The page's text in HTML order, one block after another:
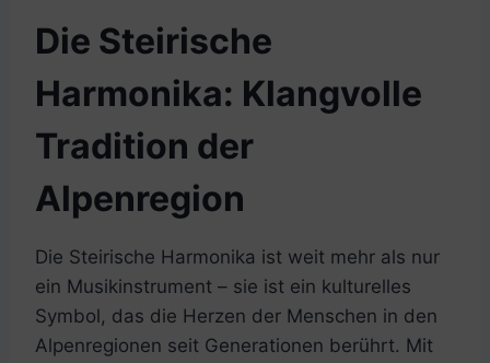
Die Steirische
Harmonika: Klangvolle
Tradition der
Alpenregion
Die Steirische Harmonika ist weit mehr als nur
ein Musikinstrument – sie ist ein kulturelles
Symbol, das die Herzen der Menschen in den
Alpenregionen seit Generationen berührt. Mit